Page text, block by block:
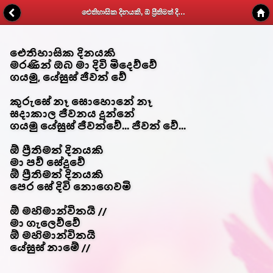
ඓතිහාසික දිනයකි, ඕ ප්‍රීතිමත් දිනයකි - Kithunu Gee Potha - Web v1.7
ඓතිහාසික දිනයකි
මරණින් ඔබ මා දිවි මිදෙව්වේ
ගයමු, යේසුස් ජීවත් වේ
කුරුසේ නෑ සොහොනේ නෑ
සදාකාල ජීවනය දුන්නේ
ගයමු යේසුස් ජීවත්වේ... ජීවත් වේ...
ඕ ප්‍රීතිමත් දිනයකි
මා පව් සේදුවේ
ඕ ප්‍රීතිමත් දිනයකි
පෙර සේ දිවි නොගෙවමි
ඕ මහිමාන්විතයි //
මා ගැලෙව්වේ
ඕ මහිමාන්විතයි
යේසුස් නාමේ //